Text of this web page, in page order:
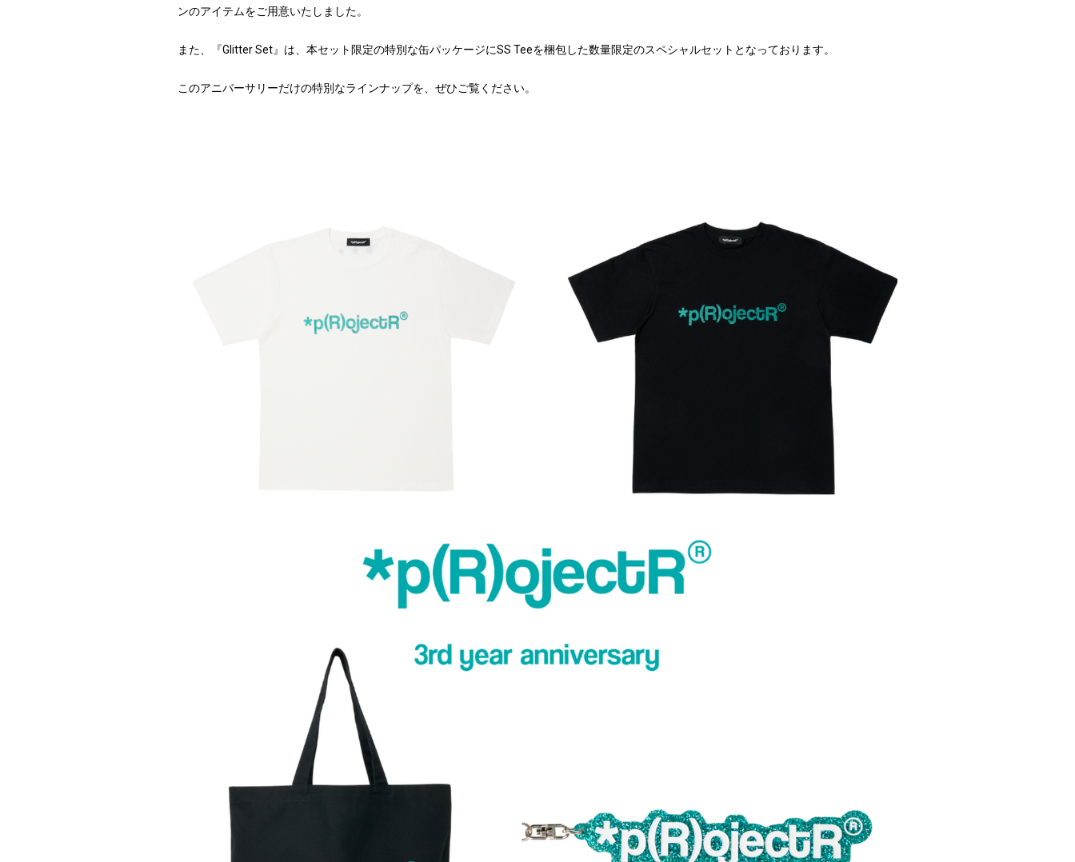
ンのアイテムをご用意いたしました。
また、『Glitter Set』は、本セット限定の特別な缶パッケージにSS Teeを梱包した数量限定のスペシャルセットとなっております。
このアニバーサリーだけの特別なラインナップを、ぜひご覧ください。